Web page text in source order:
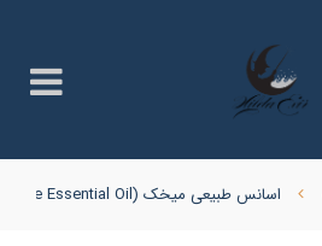
اسانس طبیعی میخک (Clove Essential Oil)